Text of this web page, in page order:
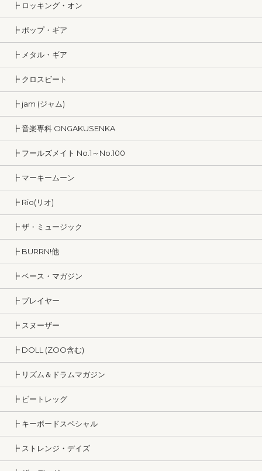
┣ ロッキング・オン
┣ ポップ・ギア
┣ メタル・ギア
┣ クロスビート
┣ jam (ジャム)
┣ 音楽専科 ONGAKUSENKA
┣ フールズメイト No.1～No.100
┣ マーキームーン
┣ Rio(リオ)
┣ ザ・ミュージック
┣ BURRN!他
┣ ベース・マガジン
┣ プレイヤー
┣ スヌーザー
┣ DOLL (ZOO含む)
┣ リズム＆ドラムマガジン
┣ ビートレッグ
┣ キーボードスペシャル
┣ ストレンジ・デイズ